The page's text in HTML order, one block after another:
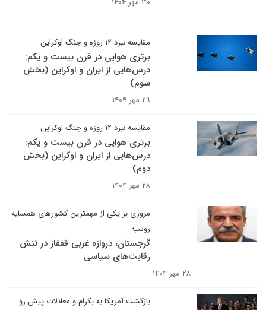
مقایسه نبرد ۱۲ روزه و جنگ اوکراین
برتری هوایی در قرن بیست و یکم:
درس‌هایی از ایران و اوکراین (بخش
سوم)
۲۹ مهر ۱۴۰۴
مقایسه نبرد ۱۲ روزه و جنگ اوکراین
برتری هوایی در قرن بیست و یکم:
درس‌هایی از ایران و اوکراین (بخش
دوم)
۲۸ مهر ۱۴۰۴
مروری بر یکی از مهمترین کشورهای همسایه
روسیه
گرجستان، دروازه غربی قفقاز در تنش
رقابت‌های سیاسی
۲۸ مهر ۱۴۰۴
بازگشت آمریکا به بگرام و معادلات پیش رو